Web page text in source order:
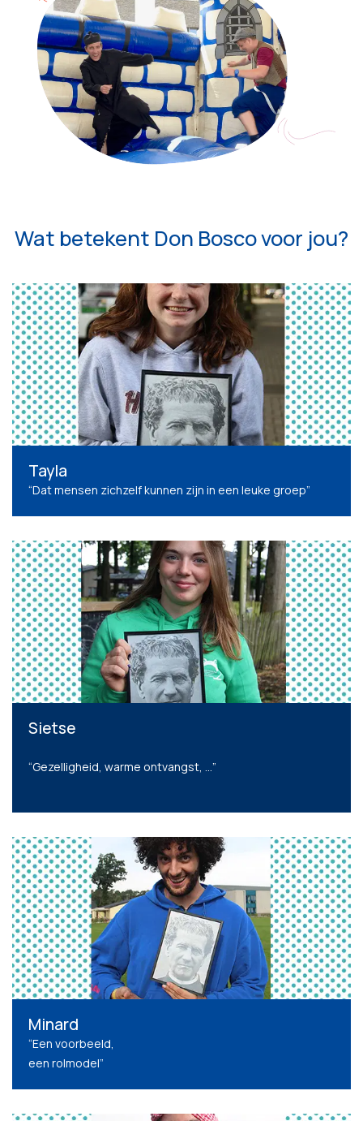
Wat betekent Don Boscovoor jou?
Tayla
“Dat mensen zichzelf kunnen zijn in een leuke groep”
Sietse
“Gezelligheid, warme ontvangst, …”
Minard
“Een voorbeeld,
een rolmodel”